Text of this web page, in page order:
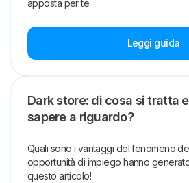
apposta per te.
Leggi guida
Dark store: di cosa si tratta
sapere a riguardo?
Quali sono i vantaggi del fenomeno
opportunità di impiego hanno
questo articolo!